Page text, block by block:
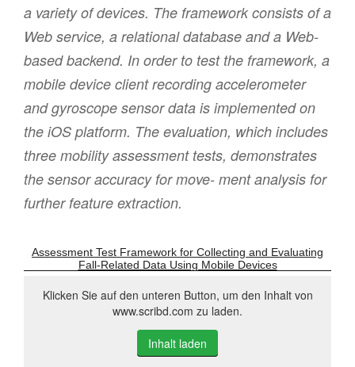
a variety of devices. The framework consists of a
Web service, a relational database and a Web-
based backend. In order to test the framework, a
mobile device client recording accelerometer
and gyroscope sensor data is implemented on
the iOS platform. The evaluation, which includes
three mobility assessment tests, demonstrates
the sensor accuracy for move- ment analysis for
further feature extraction.
Assessment Test Framework for Collecting and Evaluating
Fall-Related Data Using Mobile Devices
Klicken Sie auf den unteren Button, um den Inhalt von
www.scribd.com zu laden.
Inhalt laden